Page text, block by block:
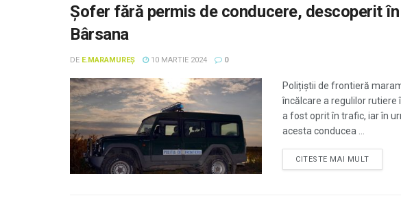
Șofer fără permis de conducere, descoperit
Bârsana
DE E.MARAMUREȘ 10 MARTIE 2024 0
Polițiștii de frontieră
încălcare a regulilor rutiere
a fost oprit în trafic, iar în
acesta conducea ...
CITESTE MAI MULT